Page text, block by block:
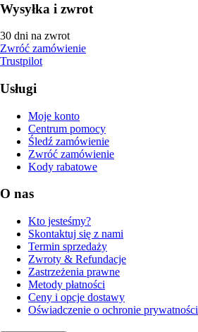
Wysyłka i zwrot
30 dni na zwrot
Zwróć zamówienie
Trustpilot
Usługi
Moje konto
Centrum pomocy
Śledź zamówienie
Zwróć zamówienie
Kody rabatowe
O nas
Kto jesteśmy?
Skontaktuj się z nami
Termin sprzedaży
Zwroty & Refundacje
Zastrzeżenia prawne
Metody płatności
Ceny i opcje dostawy
Oświadczenie o ochronie prywatności